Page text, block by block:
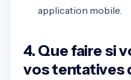
application mobile.
4. Que faire si
vos tentatives